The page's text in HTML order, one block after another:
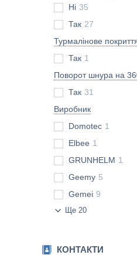
Ні 35
Так 27
Турмалінове
Так 1
Поворот шнура на
Так 31
Виробник
Domotec 1
Elbee 1
GRUNHELM 1
Geemy 5
Gemei 9
Ще 20
КОНТАКТИ